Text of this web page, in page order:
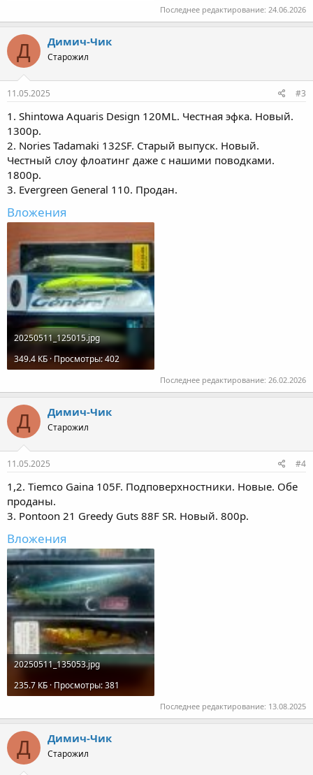
Последнее редактирование: 24.06.2026
Д Димич-Чик
Старожил
11.05.2025 #3
1. Shintowa Aquaris Design 120ML. Честная эфка. Новый.
1300р.
2. Nories Tadamaki 132SF. Старый выпуск. Новый.
Честный слоу флоатинг даже с нашими поводками.
1800р.
3. Evergreen General 110. Продан.
Вложения
20250511_125015.jpg
349.4 КБ · Просмотры: 402
Последнее редактирование: 26.02.2026
Д Димич-Чик
Старожил
11.05.2025 #4
1,2. Tiemco Gaina 105F. Подповерхностники. Новые. Обе
проданы.
3. Pontoon 21 Greedy Guts 88F SR. Новый. 800р.
Вложения
20250511_135053.jpg
235.7 КБ · Просмотры: 381
Последнее редактирование: 13.08.2025
Д Димич-Чик
Старожил